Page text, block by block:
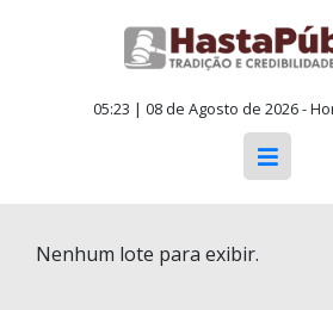
05:23 | 08 de Agosto de 2026 -
Nenhum lote para exibir.